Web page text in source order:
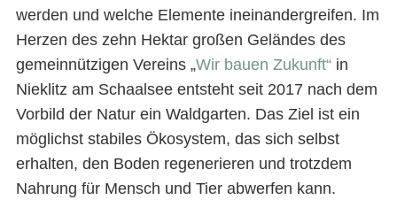
werden und welche Elemente ineinandergreifen. Im
Herzen des zehn Hektar großen Geländes des
gemeinnützigen Vereins „Wir bauen Zukunft“in
Nieklitz am Schaalsee entsteht seit 2017 nach dem
Vorbild der Natur ein Waldgarten. Das Ziel ist ein
möglichst stabiles Ökosystem, das sich selbst
erhalten, den Boden regenerieren und trotzdem
Nahrung für Mensch und Tier abwerfen kann.